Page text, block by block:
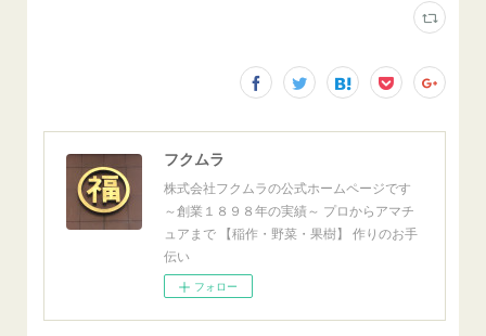
フクムラ
株式会社フクムラの公式ホームページです
～創業１８９８年の実績～ プロからアマチ
ュアまで 【稲作・野菜・果樹】 作りのお手
伝い
フォロー